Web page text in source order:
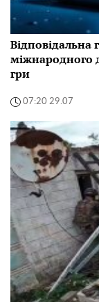
Відповідальна
міжнародного
гри
07:20 29.07